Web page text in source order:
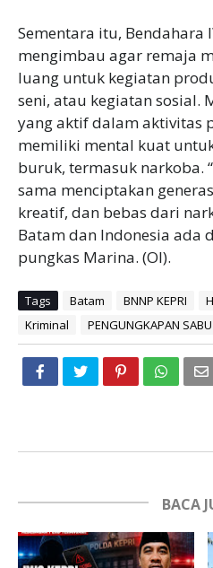
Sementara itu, Bendahara
mengimbau agar remaja
luang untuk kegiatan
seni, atau kegiatan sosial.
yang aktif dalam aktivitas
memiliki mental kuat
buruk, termasuk narkoba.
sama menciptakan
kreatif, dan bebas dari
Batam dan Indonesia ada
pungkas Marina. (OI).
Tags Batam BNNP KEPRI
Kriminal
PENGUNGKAPAN SABU
BACA